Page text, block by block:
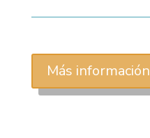
Más información